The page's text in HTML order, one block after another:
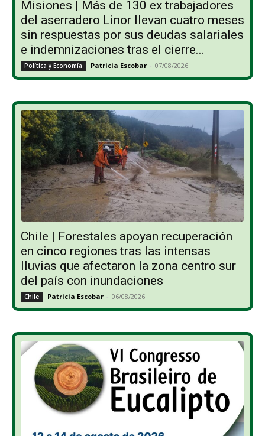
Misiones | Más de 130 ex trabajadores
del aserradero Linor llevan cuatro meses
sin respuestas por sus deudas salariales
e indemnizaciones tras el cierre...
Política y Economía Patricia Escobar - 07/08/2026
Chile | Forestales apoyan recuperación
en cinco regiones tras las intensas
lluvias que afectaron la zona centro sur
del país con inundaciones
Chile Patricia Escobar - 06/08/2026